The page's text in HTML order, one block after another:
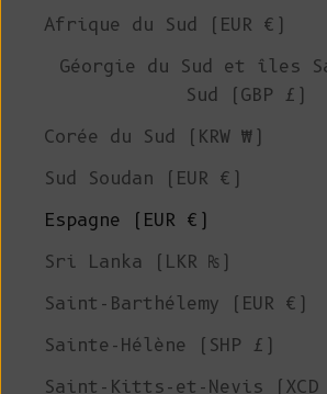
Afrique du Sud (EUR €)
Géorgie du Sud et îles
Sud (GBP £)
Corée du Sud (KRW ₩)
Sud Soudan (EUR €)
Espagne (EUR €)
Sri Lanka (LKR ₨)
Saint-Barthélemy (EUR €)
Sainte-Hélène (SHP £)
Saint-Kitts-et-Nevis (XCD